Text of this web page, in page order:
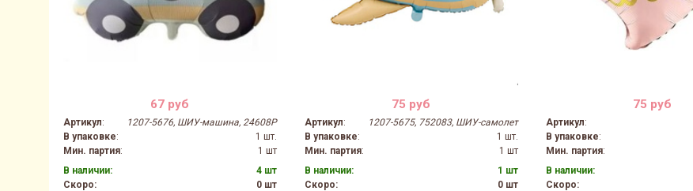
67 руб
Артикул:
1207-5676, ШИУ-машина, 24608P
В упаковке:
1 шт.
Мин. партия:
1 шт
В наличии:
4 шт
Скоро:
0 шт
75 руб
Артикул:
1207-5675, 752083, ШИУ-самолет
В упаковке:
1 шт.
Мин. партия:
1 шт
В наличии:
1 шт
Скоро:
0 шт
75 руб
Артикул:
В упаковке:
Мин. партия:
В наличии:
Скоро: